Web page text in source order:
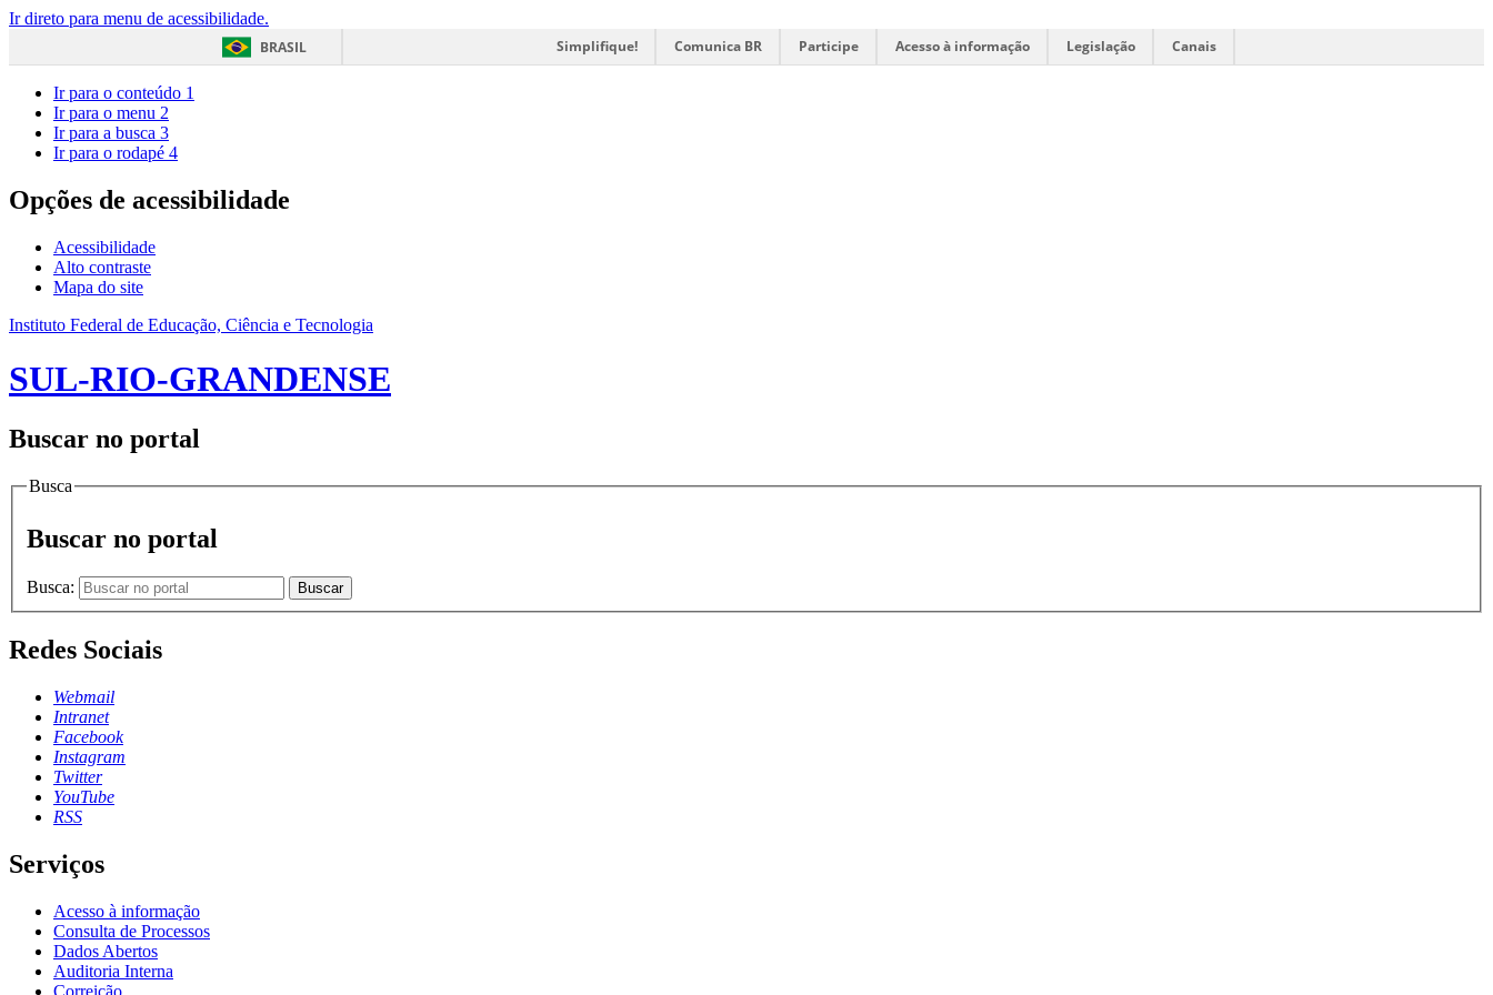
Ir direto para menu de acessibilidade.
BRASIL
Simplifique! Comunica BR Participe Acesso à informação Legislação Canais
Ir para o conteúdo 1
Ir para o menu 2
Ir para a busca 3
Ir para o rodapé 4
Opções de acessibilidade
Acessibilidade
Alto contraste
Mapa do site
Instituto Federal de Educação, Ciência e Tecnologia
SUL-RIO-GRANDENSE
Buscar no portal
Busca
Buscar no portal
Busca: Buscar
Redes Sociais
Webmail
Intranet
Facebook
Instagram
Twitter
YouTube
RSS
Serviços
Acesso à informação
Consulta de Processos
Dados Abertos
Auditoria Interna
Correição